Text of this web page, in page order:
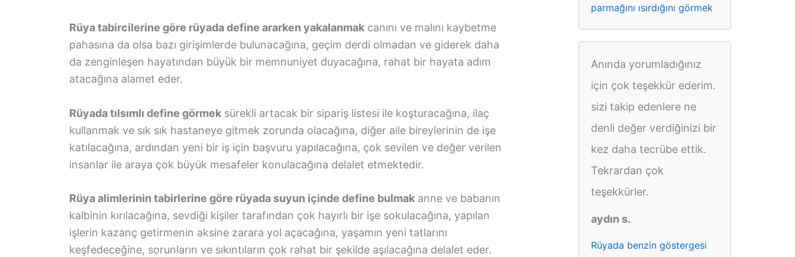
Rüya tabircilerine göre rüyada define ararken yakalanmak canını ve malını kaybetme
pahasına da olsa bazı girişimlerde bulunacağına, geçim derdi olmadan ve giderek daha
da zenginleşen hayatından büyük bir memnuniyet duyacağına, rahat bir hayata adım
atacağına alamet eder.
Rüyada tılsımlı define görmek sürekli artacak bir sipariş listesi ile koşturacağına, ilaç
kullanmak ve sık sık hastaneye gitmek zorunda olacağına, diğer aile bireylerinin de işe
katılacağına, ardından yeni bir iş için başvuru yapılacağına, çok sevilen ve değer verilen
insanlar ile araya çok büyük mesafeler konulacağına delalet etmektedir.
Rüya alimlerinin tabirlerine göre rüyada suyun içinde define bulmak anne ve babanın
kalbinin kırılacağına, sevdiği kişiler tarafından çok hayırlı bir işe sokulacağına, yapılan
işlerin kazanç getirmenin aksine zarara yol açacağına, yaşamın yeni tatlarını
keşfedeceğine, sorunların ve sıkıntıların çok rahat bir şekilde aşılacağına delalet eder.
parmağını ısırdığını görmek
Anında yorumladığınız
için çok teşekkür ederim.
sizi takip edenlere ne
denli değer verdiğinizi bir
kez daha tecrübe ettik.
Tekrardan çok
teşekkürler.
aydın s.
Rüyada benzin göstergesi